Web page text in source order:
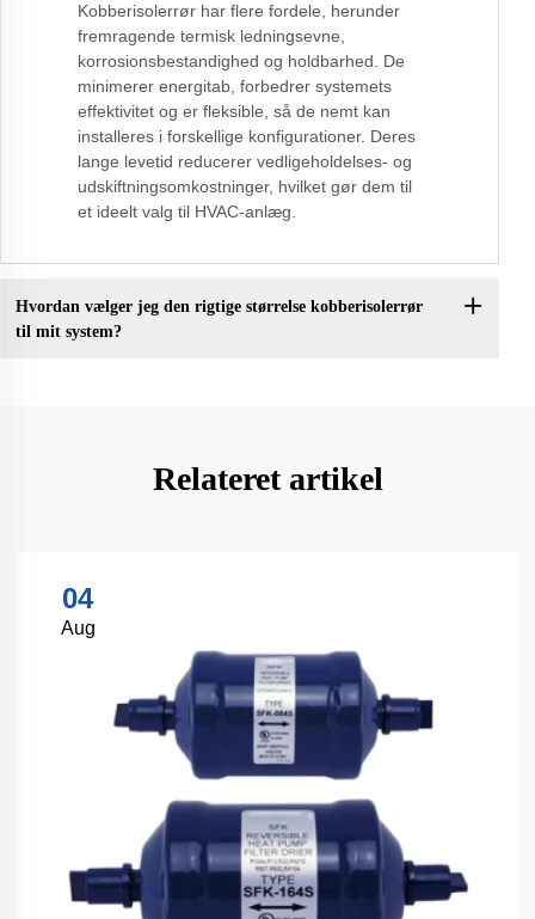
Kobberisolerrør har flere fordele, herunder
fremragende termisk ledningsevne,
korrosionsbestandighed og holdbarhed. De
minimerer energitab, forbedrer systemets
effektivitet og er fleksible, så de nemt kan
installeres i forskellige konfigurationer. Deres
lange levetid reducerer vedligeholdelses- og
udskiftningsomkostninger, hvilket gør dem til
et ideelt valg til HVAC-anlæg.
Hvordan vælger jeg den rigtige størrelse kobberisolerrør
til mit system?
Relateret artikel
04
Aug